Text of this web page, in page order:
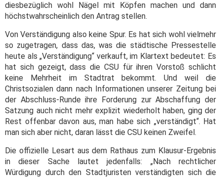
diesbezüglich wohl Nägel mit Köpfen machen und dann
höchstwahrscheinlich den Antrag stellen.
Von Verständigung also keine Spur. Es hat sich wohl vielmehr
so zugetragen, dass das, was die städtische Pressestelle
heute als „Verständigung“ verkauft, im Klartext bedeutet: Es
hat sich gezeigt, dass die CSU für ihren Vorstoß schlicht
keine Mehrheit im Stadtrat bekommt. Und weil die
Christsozialen dann nach Informationen unserer Zeitung bei
der Abschluss-Runde ihre Forderung zur Abschaffung der
Satzung auch nicht mehr explizit wiederholt haben, ging der
Rest offenbar davon aus, man habe sich „verständigt“. Hat
man sich aber nicht, daran lässt die CSU keinen Zweifel.
Die offizielle Lesart aus dem Rathaus zum Klausur-Ergebnis
in dieser Sache lautet jedenfalls: „Nach rechtlicher
Würdigung durch den Stadtjuristen verständigten sich die